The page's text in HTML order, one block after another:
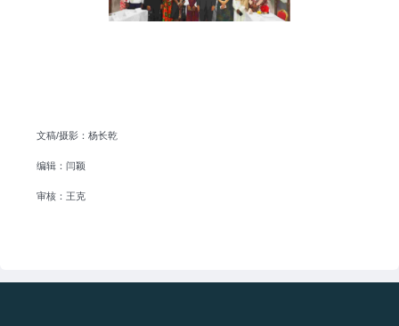
文稿/摄影：杨长乾
编辑：闫颖
审核：王克